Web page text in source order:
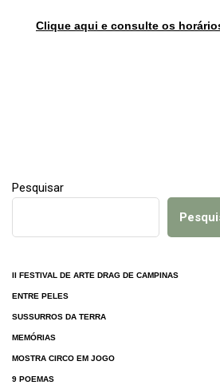
Clique aqui e consulte os
Pesquisar
II FESTIVAL DE ARTE DRAG DE CAMPINAS
ENTRE PELES
SUSSURROS DA TERRA
MEMÓRIAS
MOSTRA CIRCO EM JOGO
9 POEMAS